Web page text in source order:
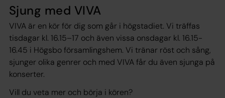
Sjung med VIVA
VIVA är en kör för dig som går i högstadiet. Vi träffas
tisdagar kl. 16.15–17 och även vissa onsdagar kl. 16.15-
16.45 i Högsbo församlingshem. Vi tränar röst och sång,
sjunger olika genrer och med VIVA får du även sjunga på
konserter.
Vill du veta mer och börja i kören?